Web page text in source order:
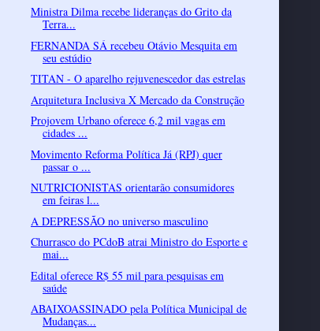
Ministra Dilma recebe lideranças do Grito da
Terra...
FERNANDA SÁ recebeu Otávio Mesquita em
seu estúdio
TITAN - O aparelho rejuvenescedor das estrelas
Arquitetura Inclusiva X Mercado da Construção
Projovem Urbano oferece 6,2 mil vagas em
cidades ...
Movimento Reforma Política Já (RPJ) quer
passar o ...
NUTRICIONISTAS orientarão consumidores
em feiras l...
A DEPRESSÃO no universo masculino
Churrasco do PCdoB atrai Ministro do Esporte e
mai...
Edital oferece R$ 55 mil para pesquisas em
saúde
ABAIXOASSINADO pela Política Municipal de
Mudanças...